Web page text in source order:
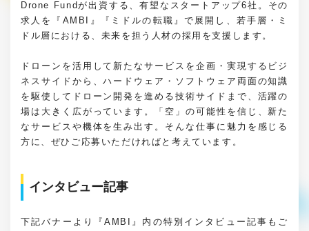
Drone Fundが出資する、有望なスタートアップ6社。その
求人を『AMBI』『ミドルの転職』で展開し、若手層・ミ
ドル層における、未来を担う人材の採用を支援します。
ドローンを活用して新たなサービスを企画・実現するビジ
ネスサイドから、ハードウェア・ソフトウェア両面の知識
を駆使してドローン開発を進める技術サイドまで、活躍の
場は大きく広がっています。「空」の可能性を信じ、新た
なサービスや機体を生み出す。そんな仕事に魅力を感じる
方に、ぜひご応募いただければと考えています。
インタビュー記事
下記バナーより『AMBI』内の特別インタビュー記事もご